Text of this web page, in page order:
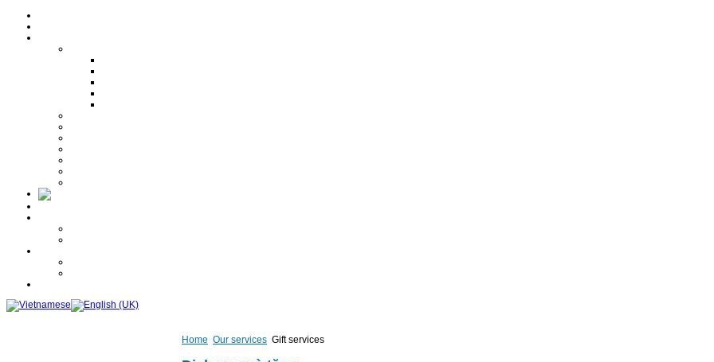
Home Our services Gift services